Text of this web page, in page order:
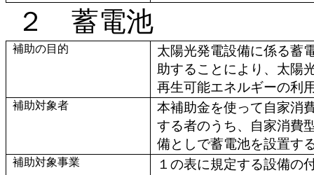
２ 蓄電池
補助の目的
太陽光発電設備に係る蓄
助することにより、太陽
再生可能エネルギーの利
補助対象者
本補助金を使って自家消
する者のうち、自家消費
備としで蓄電池を設置す
補助対象事業
１の表に規定する設備の